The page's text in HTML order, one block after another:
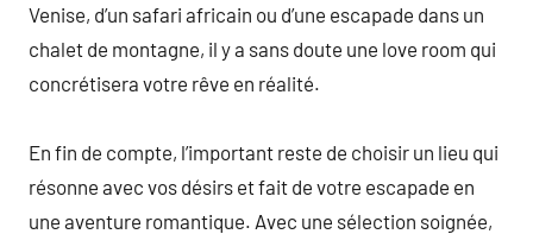
Venise, d’un safari africain ou d’une escapade dans un
chalet de montagne, il y a sans doute une love room qui
concrétisera votre rêve en réalité.
En fin de compte, l’important reste de choisir un lieu qui
résonne avec vos désirs et fait de votre escapade en
une aventure romantique. Avec une sélection soignée,